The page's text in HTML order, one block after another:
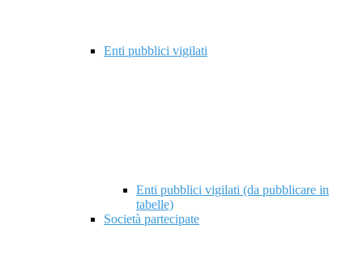
Enti pubblici vigilati
Enti pubblici vigilati (da pubblicare in
tabelle)
Società partecipate